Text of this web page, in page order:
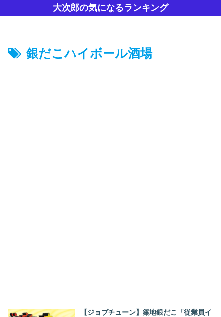
大次郎の気になるランキング
銀だこハイボール酒場
【ジョブチューン】築地銀だこ「従業員イ